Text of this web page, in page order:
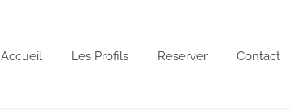
Accueil Les Profils Reserver Contact